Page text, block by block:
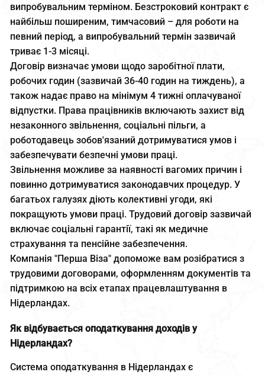
випробувальним терміном. Безстроковий контракт є
найбільш поширеним, тимчасовий – для роботи на
певний період, а випробувальний термін зазвичай
триває 1-3 місяці.
Договір визначає умови щодо заробітної плати,
робочих годин (зазвичай 36-40 годин на тиждень), а
також надає право на мінімум 4 тижні оплачуваної
відпустки. Права працівників включають захист від
незаконного звільнення, соціальні пільги, а
роботодавець зобов'язаний дотримуватися умов і
забезпечувати безпечні умови праці.
Звільнення можливе за наявності вагомих причин і
повинно дотримуватися законодавчих процедур. У
багатьох галузях діють колективні угоди, які
покращують умови праці. Трудовий договір зазвичай
включає соціальні гарантії, такі як медичне
страхування та пенсійне забезпечення.
Компанія "Перша Віза" допоможе вам розібратися з
трудовими договорами, оформленням документів та
підтримкою на всіх етапах працевлаштування в
Нідерландах.
Як відбувається оподаткування доходів у
Нідерландах?
Система оподаткування в Нідерландах є